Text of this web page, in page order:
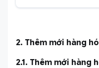
2. Thêm mới hàng
2.1. Thêm mới hàng